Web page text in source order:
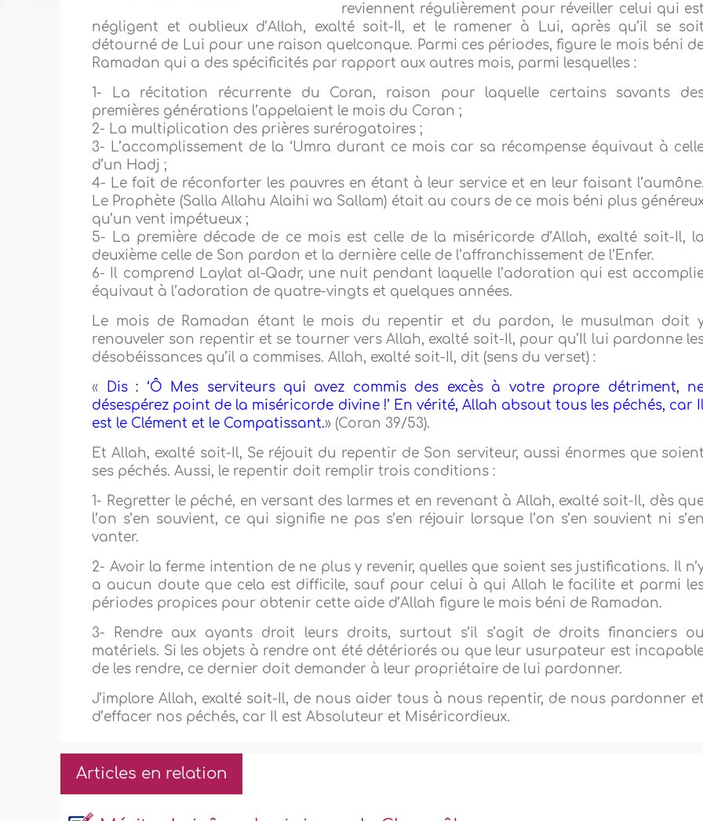
reviennent régulièrement pour réveiller celui qui est
négligent et oublieux d’Allah, exalté soit-Il, et le ramener à Lui, après qu’il se soit
détourné de Lui pour une raison quelconque. Parmi ces périodes, figure le mois béni
Ramadan qui a des spécificités par rapport aux autres mois, parmi lesquelles :
1- La récitation récurrente du Coran, raison pour laquelle certains savants
premières générations l’appelaient le mois du Coran ;
2- La multiplication des prières surérogatoires ;
3- L’accomplissement de la ‘Umra durant ce mois car sa récompense équivaut à
d’un Hadj ;
4- Le fait de réconforter les pauvres en étant à leur service et en leur faisant l’aumône.
Le Prophète (Salla Allahu Alaihi wa Sallam) était au cours de ce mois béni plus
qu’un vent impétueux ;
5- La première décade de ce mois est celle de la miséricorde d’Allah, exalté soit-Il, la
deuxième celle de Son pardon et la dernière celle de l’affranchissement de l’Enfer.
6- Il comprend Laylat al-Qadr, une nuit pendant laquelle l’adoration qui est
équivaut à l’adoration de quatre-vingts et quelques années.
Le mois de Ramadan étant le mois du repentir et du pardon, le musulman doit
renouveler son repentir et se tourner vers Allah, exalté soit-Il, pour qu’Il lui pardonne
désobéissances qu’il a commises. Allah, exalté soit-Il, dit (sens du verset) :
« Dis : ‘Ô Mes serviteurs qui avez commis des excès à votre propre détriment,
désespérez point de la miséricorde divine !’ En vérité, Allah absout tous les péchés, car
est le Clément et le Compatissant.» (Coran 39/53).
Et Allah, exalté soit-Il, Se réjouit du repentir de Son serviteur, aussi énormes que soient
ses péchés. Aussi, le repentir doit remplir trois conditions :
1- Regretter le péché, en versant des larmes et en revenant à Allah, exalté soit-Il, dès
l’on s’en souvient, ce qui signifie ne pas s’en réjouir lorsque l’on s’en souvient ni s’en
vanter.
2- Avoir la ferme intention de ne plus y revenir, quelles que soient ses justifications. Il
a aucun doute que cela est difficile, sauf pour celui à qui Allah le facilite et parmi
périodes propices pour obtenir cette aide d’Allah figure le mois béni de Ramadan.
3- Rendre aux ayants droit leurs droits, surtout s’il s’agit de droits financiers ou
matériels. Si les objets à rendre ont été détériorés ou que leur usurpateur est
de les rendre, ce dernier doit demander à leur propriétaire de lui pardonner.
J’implore Allah, exalté soit-Il, de nous aider tous à nous repentir, de nous pardonner et
d’effacer nos péchés, car Il est Absoluteur et Miséricordieux.
Articles en relation